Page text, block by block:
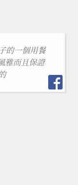
薦鰻蒲燒環境氣氛